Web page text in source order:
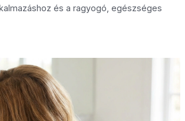
és a ragyogó, egészséges